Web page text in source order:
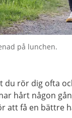
på lunchen.
du rör dig ofta
hårt någon
att få en bättre